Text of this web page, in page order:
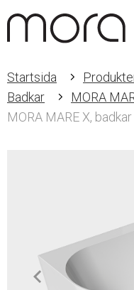
Startsida
Badkar
MORA
MORA MARE X, badkar